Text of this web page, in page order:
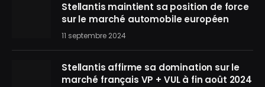
Stellantis maintient sa position de force
sur le marché automobile européen
11 septembre 2024
Stellantis affirme sa domination sur le
marché français VP + VUL à fin août 2024